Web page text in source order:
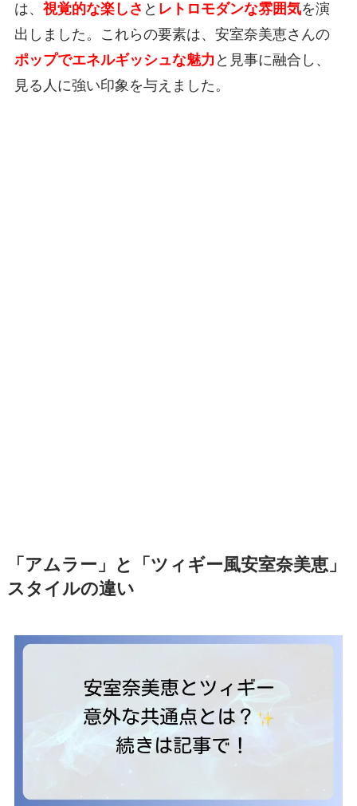
は、 視覚的な楽しさ と レトロモダンな雰囲気を演
出しました。これらの要素は、安室奈美恵さんの
ポップでエネルギッシュな魅力 と見事に融合し、
見る人に強い印象を与えました。
「アムラー」と「ツィギー風安室奈美恵」
スタイルの違い